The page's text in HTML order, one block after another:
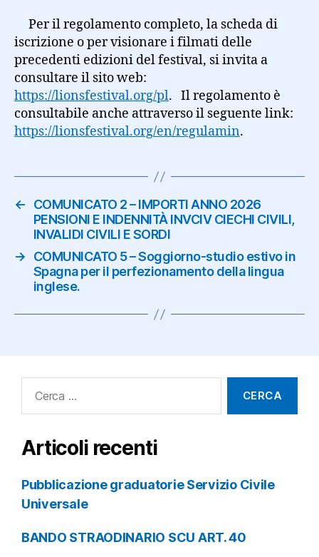
Per il regolamento completo, la scheda di
iscrizione o per visionare i filmati delle
precedenti edizioni del festival, si invita a
consultare il sito web:
https://lionsfestival.org/pl. Il regolamento è
consultabile anche attraverso il seguente link:
https://lionsfestival.org/en/regulamin.
←
COMUNICATO 2 – IMPORTI ANNO 2026
PENSIONI E INDENNITÀ INVCIV CIECHI CIVILI,
INVALIDI CIVILI E SORDI
→
COMUNICATO 5 – Soggiorno-studio estivo in
Spagna per il perfezionamento della lingua
inglese.
Articoli recenti
Pubblicazione graduatorie Servizio Civile
Universale
BANDO STRAODINARIO SCU ART. 40